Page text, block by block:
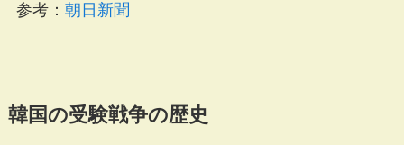
参考： 朝日新聞
韓国の受験戦争の歴史